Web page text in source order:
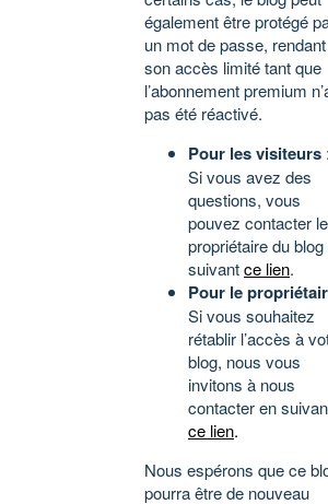
également être protégé
un mot de passe, rendant
son accès limité tant que
l’abonnement premium
pas été réactivé.
Pour les visiteurs :
Si vous avez des
questions, vous
pouvez contacter le
propriétaire du blog
suivantce lien.
Pour le
Si vous souhaitez
rétablir l’accès à
blog, nous vous
invitons à nous
contacter en
ce lien.
Nous espérons que ce
pourra être de nouveau